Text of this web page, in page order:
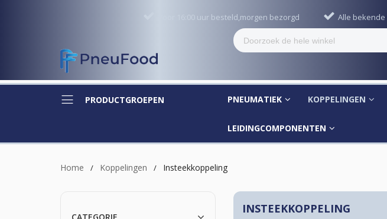
Voor 16:00 uur besteld,morgen bezorgd Alle
PRODUCTGROEPEN PNEUMATIEK KOPPELINGEN
LEIDINGCOMPONENTEN
Home Koppelingen Insteekkoppeling
INSTEEKKOPPELING